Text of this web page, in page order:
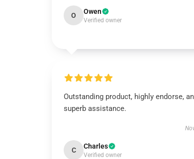
O Owen
Verified owner
Outstanding product, highly endorse,
superb assistance.
C Charles
Verified owner